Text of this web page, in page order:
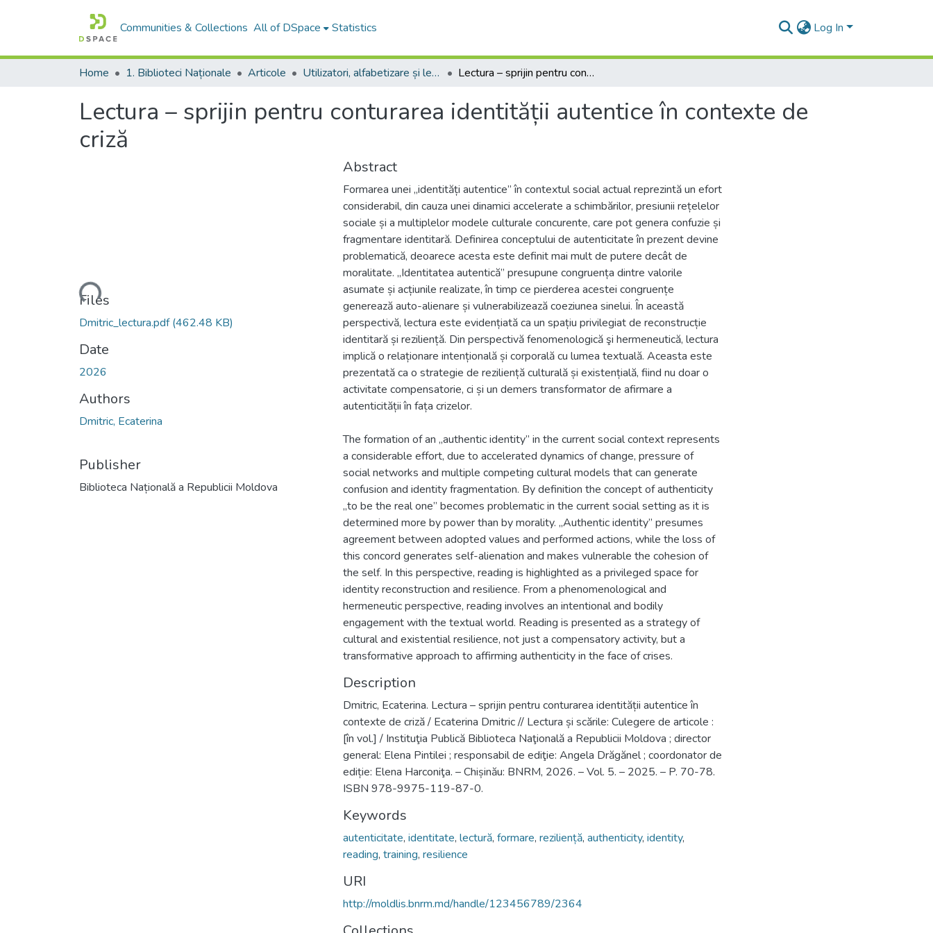
Communities & Collections All of DSpace Statistics Log In
Home 1. Biblioteci Naționale Articole Utilizatori, alfabetizare și lectură Lectura – sprijin pentru conturarea identității autentice în contexte de criză
Lectura – sprijin pentru conturarea identității autentice în contexte de
criză
Loading...
Files
Dmitric_lectura.pdf(462.48 KB)
Date
2026
Authors
Dmitric, Ecaterina
Publisher
Biblioteca Națională a Republicii Moldova
Abstract
Formarea unei „identități autentice” în contextul social actual reprezintă un efort
considerabil, din cauza unei dinamici accelerate a schimbărilor, presiunii rețelelor
sociale și a multiplelor modele culturale concurente, care pot genera confuzie și
fragmentare identitară. Definirea conceptului de autenticitate în prezent devine
problematică, deoarece acesta este definit mai mult de putere decât de
moralitate. „Identitatea autentică” presupune congruența dintre valorile
asumate și acțiunile realizate, în timp ce pierderea acestei congruențe
generează auto-alienare și vulnerabilizează coeziunea sinelui. În această
perspectivă, lectura este evidențiată ca un spațiu privilegiat de reconstrucție
identitară și reziliență. Din perspectivă fenomenologică şi hermeneutică, lectura
implică o relaționare intențională și corporală cu lumea textuală. Aceasta este
prezentată ca o strategie de reziliență culturală și existențială, fiind nu doar o
activitate compensatorie, ci și un demers transformator de afirmare a
autenticității în fața crizelor.
The formation of an „authentic identity” in the current social context represents
a considerable effort, due to accelerated dynamics of change, pressure of
social networks and multiple competing cultural models that can generate
confusion and identity fragmentation. By definition the concept of authenticity
„to be the real one” becomes problematic in the current social setting as it is
determined more by power than by morality. „Authentic identity” presumes
agreement between adopted values and performed actions, while the loss of
this concord generates self-alienation and makes vulnerable the cohesion of
the self. In this perspective, reading is highlighted as a privileged space for
identity reconstruction and resilience. From a phenomenological and
hermeneutic perspective, reading involves an intentional and bodily
engagement with the textual world. Reading is presented as a strategy of
cultural and existential resilience, not just a compensatory activity, but a
transformative approach to affirming authenticity in the face of crises.
Description
Dmitric, Ecaterina. Lectura – sprijin pentru conturarea identității autentice în
contexte de criză / Ecaterina Dmitric // Lectura și scările: Culegere de articole :
[în vol.] / Instituţia Publică Biblioteca Naţională a Republicii Moldova ; director
general: Elena Pintilei ; responsabil de ediţie: Angela Drăgănel ; coordonator de
ediție: Elena Harconiţa. – Chișinău: BNRM, 2026. – Vol. 5. – 2025. – P. 70-78.
ISBN 978-9975-119-87-0.
Keywords
autenticitate, identitate, lectură, formare, reziliență, authenticity, identity,
reading, training, resilience
URI
http://moldlis.bnrm.md/handle/123456789/2364